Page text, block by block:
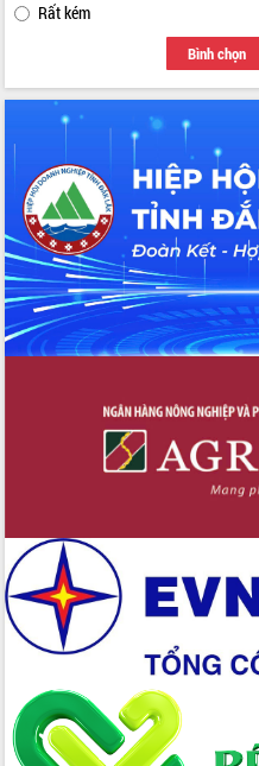
Rất kém
Bình chọn